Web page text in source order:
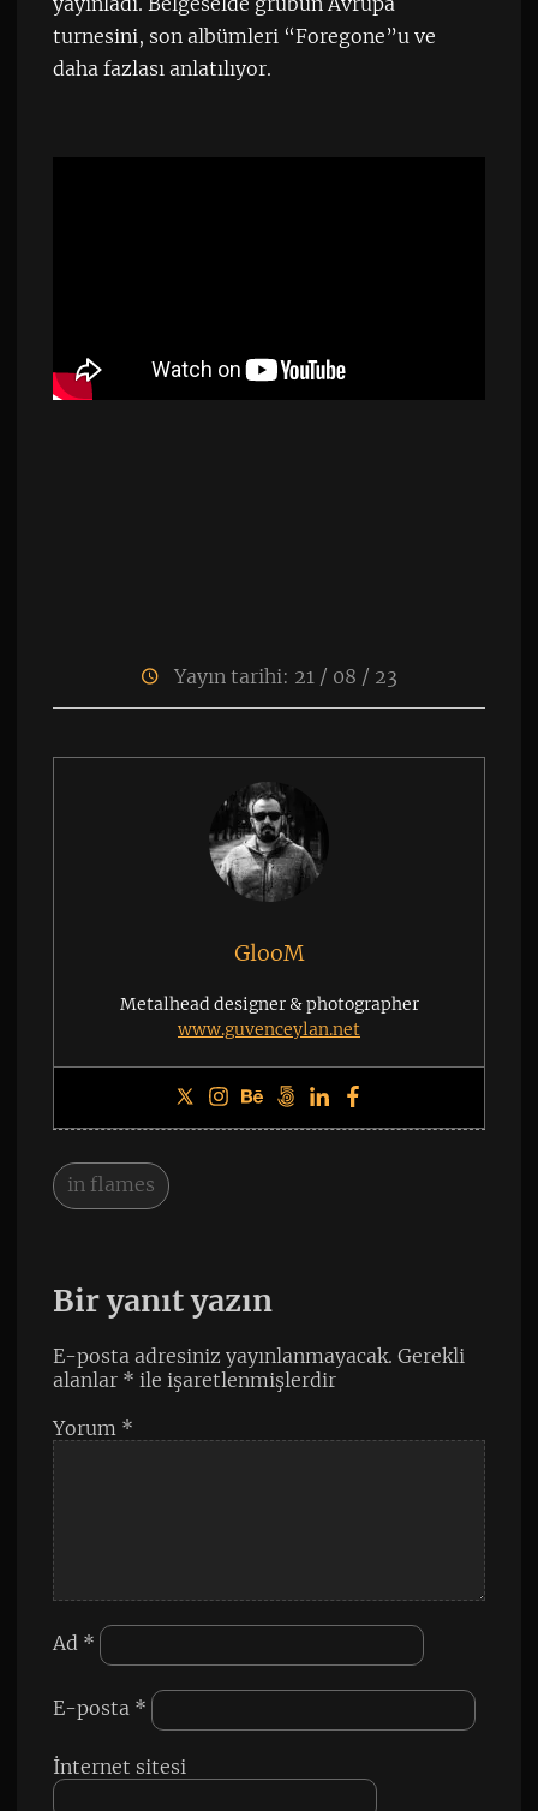
turnesini, son albümleri “Foregone”u ve
daha fazlası anlatılıyor.
Yayın tarihi: 21 / 08 / 23
GlooM
Metalhead designer & photographer
www.guvenceylan.net
in flames
Bir yanıt yazın
E-posta adresiniz yayınlanmayacak. Gerekli
alanlar * ile işaretlenmişlerdir
Yorum *
Ad *
E-posta *
İnternet sitesi